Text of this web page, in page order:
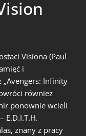
Visiona (Paul
i
„Avengers: Infinity
również
ponownie wcieli
E.D.I.T.H.
znany z pracy